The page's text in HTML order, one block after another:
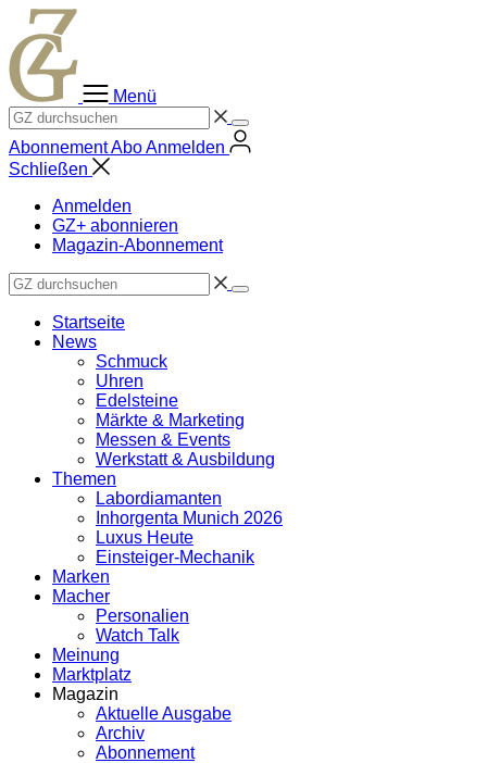
Zum
Inhalt
springen
Menü
AbonnementAboAnmelden
Schließen
Anmelden
GZ+ abonnieren
Magazin-Abonnement
Startseite
News
Schmuck
Uhren
Edelsteine
Märkte & Marketing
Messen & Events
Werkstatt & Ausbildung
Themen
Labordiamanten
Inhorgenta Munich 2026
Luxus Heute
Einsteiger-Mechanik
Marken
Macher
Personalien
Watch Talk
Meinung
Marktplatz
Magazin
Aktuelle Ausgabe
Archiv
Abonnement